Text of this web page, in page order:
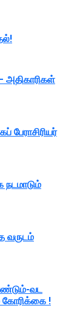
அதிகாரிகள்
வருடம்
வட
கோரிக்கை !